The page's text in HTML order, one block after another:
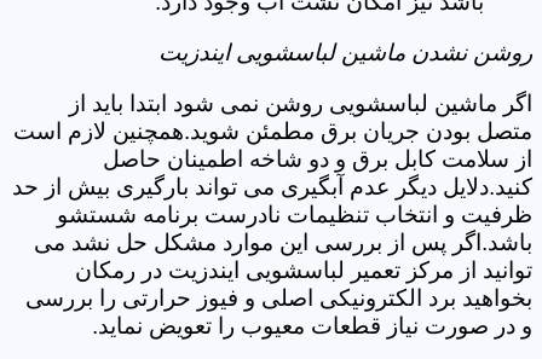
روشن نشدن ماشین لباسشویی ایندزیت
اگر ماشین لباسشویی روشن نمی شود ابتدا باید از
متصل بودن جریان برق مطمئن شوید.همچنین لازم است
از سلامت کابل برق و دو شاخه اطمینان حاصل
کنید.دلایل دیگر عدم آبگیری می تواند بارگیری بیش از حد
ظرفیت و انتخاب تنظیمات نادرست برنامه شستشو
باشد.اگر پس از بررسی این موارد مشکل حل نشد می
توانید از مرکز تعمیر لباسشویی ایندزیت در رمکان
بخواهید برد الکترونیکی اصلی و فیوز حرارتی را بررسی
و در صورت نیاز قطعات معیوب را تعویض نماید.